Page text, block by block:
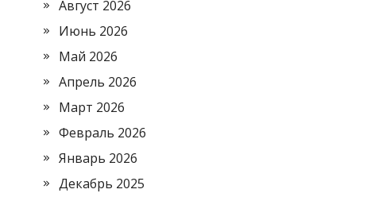
Август 2026
Июнь 2026
Май 2026
Апрель 2026
Март 2026
Февраль 2026
Январь 2026
Декабрь 2025